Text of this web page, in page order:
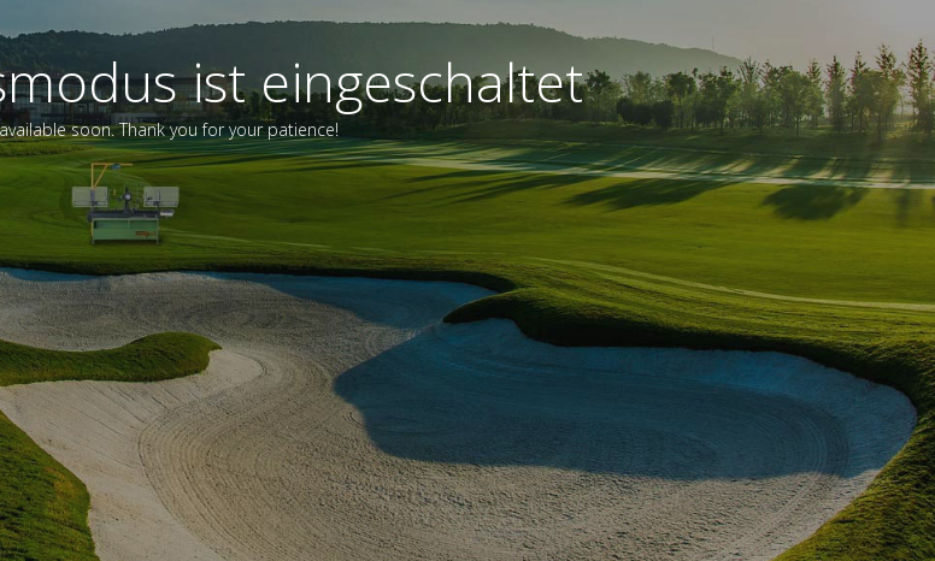
ist eingeschaltet
soon. Thank you for your patience!